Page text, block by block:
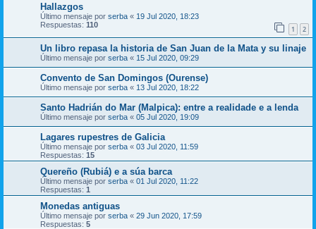
Hallazgos
Último mensaje por serba « 19 Jul 2020, 18:23
Respuestas: 110 1 2
Un libro repasa la historia de San Juan de la Mata y su linaje
Último mensaje por serba « 15 Jul 2020, 09:29
Convento de San Domingos (Ourense)
Último mensaje por serba « 13 Jul 2020, 18:22
Santo Hadrián do Mar (Malpica): entre a realidade e a lenda
Último mensaje por serba « 05 Jul 2020, 19:09
Lagares rupestres de Galicia
Último mensaje por serba « 03 Jul 2020, 11:59
Respuestas: 15
Quereño (Rubiá) e a súa barca
Último mensaje por serba « 01 Jul 2020, 11:22
Respuestas: 1
Monedas antiguas
Último mensaje por serba « 29 Jun 2020, 17:59
Respuestas: 5